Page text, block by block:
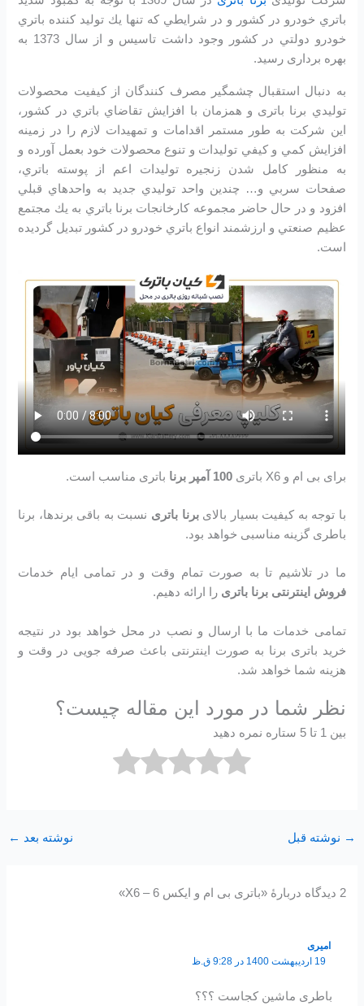
باتري خودرو در كشور و در شرايطي كه تنها يك توليد كننده باتري
خودرو دولتي در كشور وجود داشت تاسیس و از سال 1373 به
بهره برداری رسید.
به دنبال استقبال چشمگير مصرف كنندگان از كيفيت محصولات
توليدي برنا باتری و همزمان با افزايش تقاضاي باتري در كشور،
اين شرکت به طور مستمر اقدامات و تمهيدات لازم را در زمينه
افزايش كمي و كيفي توليدات و تنوع محصولات خود بعمل آورده و
به منظور كامل شدن زنجيره توليدات اعم از پوسته باتري،
صفحات سربي و… چندين واحد توليدي جديد به واحدهاي قبلي
افزود و در حال حاضر مجموعه كارخانجات برنا باتري به يك مجتمع
عظيم صنعتي و ارزشمند انواع باتري خودرو در کشور تبديل گرديده
است.
برای بی ام و X6 باتری 100 آمپر برنا باتری مناسب است.
با توجه به کیفیت بسیار بالایبرنا باتری نسبت به باقی برندها، برنا
باطری گزینه مناسبی خواهد بود.
ما در تلاشیم تا به صورت تمام وقت و در تمامی ایام خدمات
فروش اینترنتی برنا باتری را ارائه دهیم.
تمامی خدمات ما با ارسال و نصب در محل خواهد بود در نتیجه
خرید باتری برنا به صورت اینترنتی باعث صرفه جویی در وقت و
هزینه شما خواهد شد.
نظر شما در مورد این مقاله چیست؟
بین 1 تا 5 ستاره نمره دهید
→ نوشته قبل نوشته بعد ←
2 دیدگاه دربارهٔ «باتری بی ام و ایکس 6 – X6»
امیری
19 اردیبهشت 1400 در 9:28 ق.ظ
باطری ماشین کجاست ؟؟؟